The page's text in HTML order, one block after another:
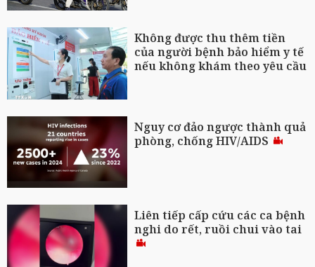
Không được thu thêm tiền
của người bệnh bảo hiểm y tế
nếu không khám theo yêu cầu
Nguy cơ đảo ngược thành quả
phòng, chống HIV/AIDS
Liên tiếp cấp cứu các ca bệnh
nghi do rết, ruồi chui vào tai